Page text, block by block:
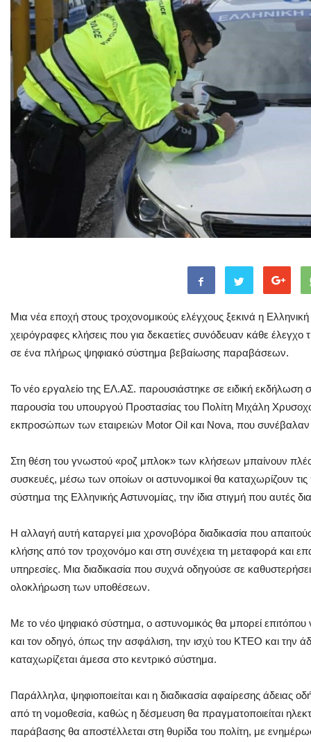
Μια νέα εποχή στους τροχονομικούς ελέγχους ξεκινά η
χειρόγραφες κλήσεις που για δεκαετίες συνόδευαν κάθε έλεγχο
σε ένα πλήρως ψηφιακό σύστημα βεβαίωσης παραβάσεων.
Το νέο εργαλείο της ΕΛ.ΑΣ. παρουσιάστηκε σε ειδική εκδήλωση
παρουσία του υπουργού Προστασίας του Πολίτη Μιχάλη
εκπροσώπων των εταιρειών Motor Oil και Nova, που
Στη θέση του γνωστού «ροζ μπλοκ» των κλήσεων μπαίνουν
συσκευές, μέσω των οποίων οι αστυνομικοί θα καταχωρίζουν
σύστημα της Ελληνικής Αστυνομίας, την ίδια στιγμή που αυτές
Η αλλαγή αυτή καταργεί μια χρονοβόρα διαδικασία που
κλήσης από τον τροχονόμο και στη συνέχεια τη μεταφορά και
υπηρεσίες. Μια διαδικασία που συχνά οδηγούσε σε
ολοκλήρωση των υποθέσεων.
Με το νέο ψηφιακό σύστημα, ο αστυνομικός θα μπορεί επιτόπου
και τον οδηγό, όπως την ασφάλιση, την ισχύ του ΚΤΕΟ και την
καταχωρίζεται άμεσα στο κεντρικό σύστημα.
Παράλληλα, ψηφιοποιείται και η διαδικασία αφαίρεσης άδειας
από τη νομοθεσία, καθώς η δέσμευση θα πραγματοποιείται
παράβασης θα αποστέλλεται στη θυρίδα του πολίτη, με